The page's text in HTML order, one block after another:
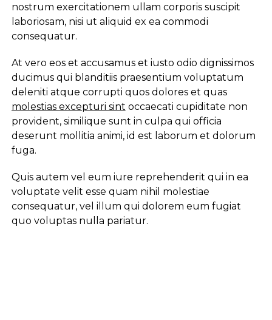
nostrum exercitationem ullam corporis suscipit
laboriosam, nisi ut aliquid ex ea commodi
consequatur.
At vero eos et accusamus et iusto odio dignissimos
ducimus qui blanditiis praesentium voluptatum
deleniti atque corrupti quos dolores et quas
molestias excepturi sint occaecati cupiditate non
provident, similique sunt in culpa qui officia
deserunt mollitia animi, id est laborum et dolorum
fuga.
Quis autem vel eum iure reprehenderit qui in ea
voluptate velit esse quam nihil molestiae
consequatur, vel illum qui dolorem eum fugiat
quo voluptas nulla pariatur.